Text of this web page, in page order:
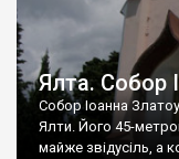
Ялта. Собор
Собор Іоанна
Ялти. Його 45-
майже звідусіль, а